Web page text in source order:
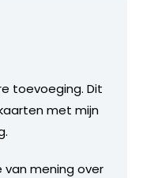
toevoeging. Dit
met mijn
mening over